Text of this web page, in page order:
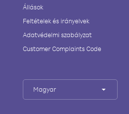
Állások
Feltételek és irányelvek
Adatvédelmi szabályzat
Customer Complaints Code
Magyar